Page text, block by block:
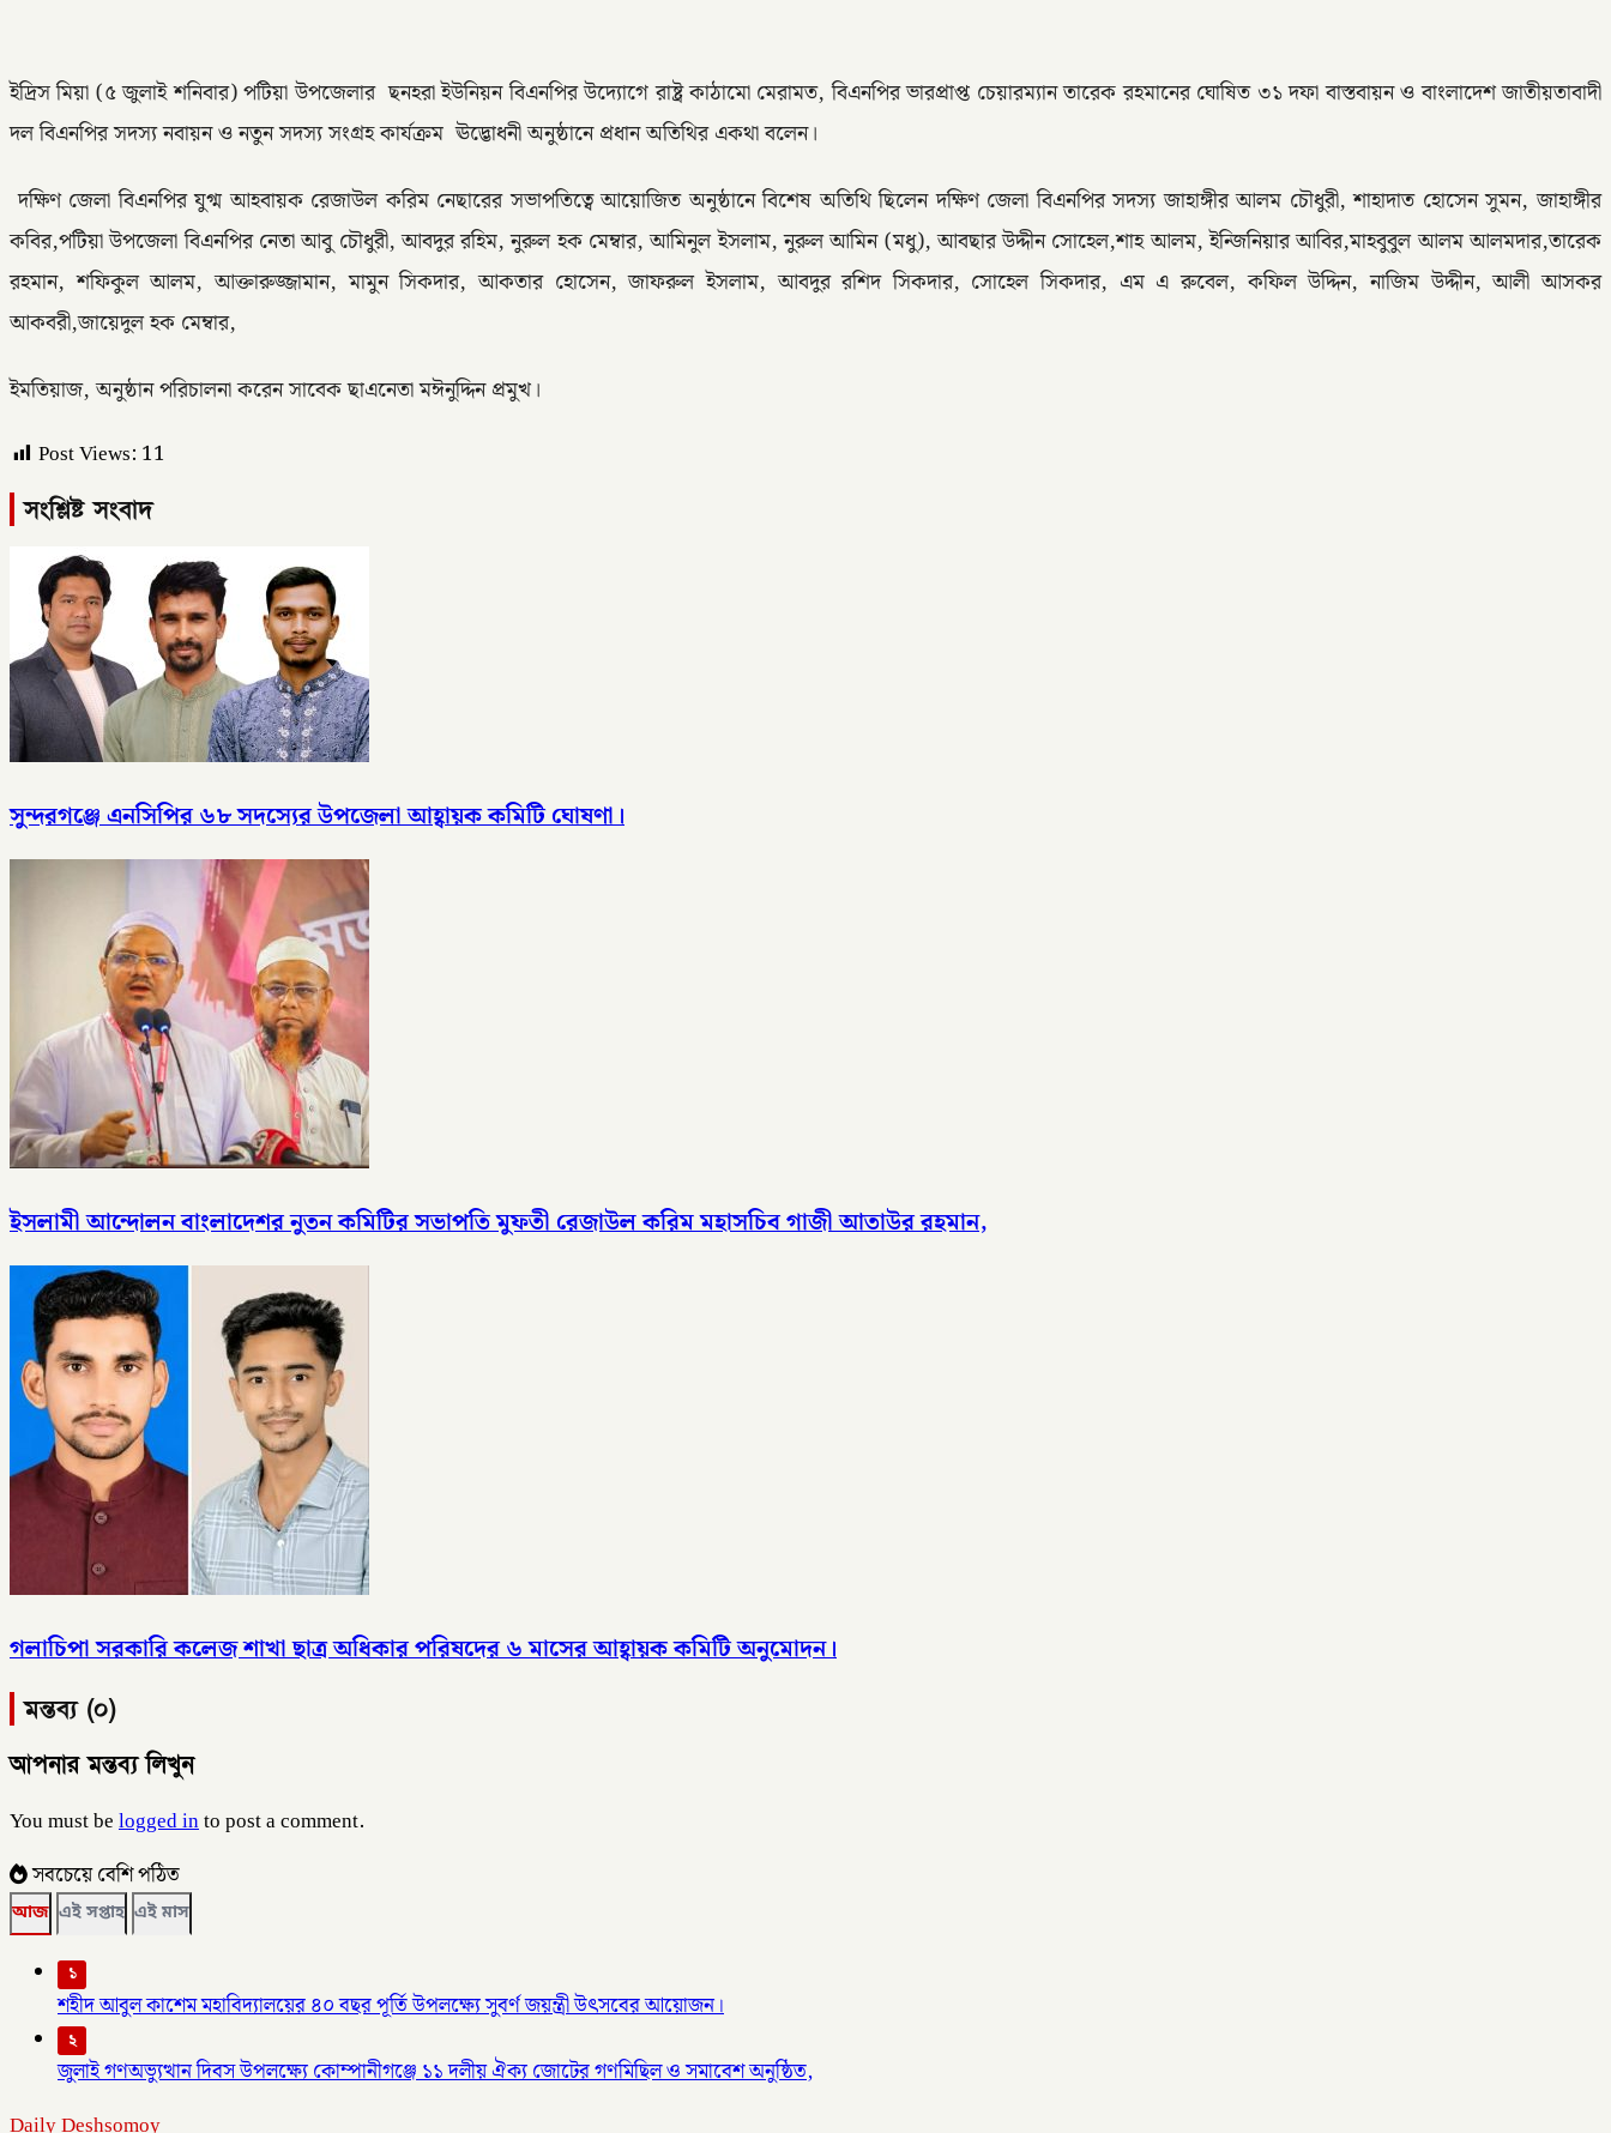
ইদ্রিস মিয়া (৫ জুলাই শনিবার) পটিয়া উপজেলার ছনহরা ইউনিয়ন বিএনপির উদ্যোগে রাষ্ট্র কাঠামো মেরামত, বিএনপির ভারপ্রাপ্ত চেয়ারম্যান তারেক রহমানের ঘোষিত ৩১ দফা বাস্তবায়ন ও বাংলাদেশ জাতীয়তাবাদী
দল বিএনপির সদস্য নবায়ন ও নতুন সদস্য সংগ্রহ কার্যক্রম ঊদ্ভোধনী অনুষ্ঠানে প্রধান অতিথির একথা বলেন।
দক্ষিণ জেলা বিএনপির যুগ্ম আহবায়ক রেজাউল করিম নেছারের সভাপতিত্বে আয়োজিত অনুষ্ঠানে বিশেষ অতিথি ছিলেন দক্ষিণ জেলা বিএনপির সদস্য জাহাঙ্গীর আলম চৌধুরী, শাহাদাত হোসেন সুমন, জাহাঙ্গীর
কবির,পটিয়া উপজেলা বিএনপির নেতা আবু চৌধুরী, আবদুর রহিম, নুরুল হক মেম্বার, আমিনুল ইসলাম, নুরুল আমিন (মধু), আবছার উদ্দীন সোহেল,শাহ আলম, ইন্জিনিয়ার আবির,মাহবুবুল আলম আলমদার,তারেক
রহমান, শফিকুল আলম, আক্তারুজ্জামান, মামুন সিকদার, আকতার হোসেন, জাফরুল ইসলাম, আবদুর রশিদ সিকদার, সোহেল সিকদার, এম এ রুবেল, কফিল উদ্দিন, নাজিম উদ্দীন, আলী আসকর
আকবরী,জায়েদুল হক মেম্বার,
ইমতিয়াজ, অনুষ্ঠান পরিচালনা করেন সাবেক ছাএনেতা মঈনুদ্দিন প্রমুখ।
Post Views: 11
সংশ্লিষ্ট সংবাদ
সুন্দরগঞ্জে এনসিপির ৬৮ সদস্যের উপজেলা আহ্বায়ক কমিটি ঘোষণা।
ইসলামী আন্দোলন বাংলাদেশর নুতন কমিটির সভাপতি মুফতী রেজাউল করিম মহাসচিব গাজী আতাউর রহমান,
গলাচিপা সরকারি কলেজ শাখা ছাত্র অধিকার পরিষদের ৬ মাসের আহ্বায়ক কমিটি অনুমোদন।
মন্তব্য (০)
আপনার মন্তব্য লিখুন
You must belogged into post a comment.
সবচেয়ে বেশি পঠিত
আজ এই সপ্তাহ এই মাস
১
শহীদ আবুল কাশেম মহাবিদ্যালয়ের ৪০ বছর পূর্তি উপলক্ষ্যে সুবর্ণ জয়ন্ত্রী উৎসবের আয়োজন।
২
জুলাই গণঅভ্যুত্থান দিবস উপলক্ষ্যে কোম্পানীগঞ্জে ১১ দলীয় ঐক্য জোটের গণমিছিল ও সমাবেশ অনুষ্ঠিত,